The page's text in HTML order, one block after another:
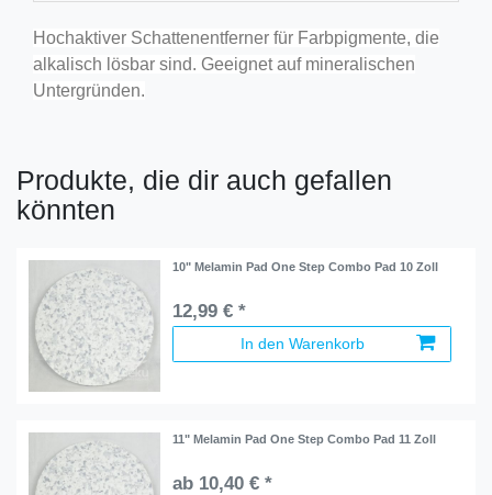
Hochaktiver Schattenentferner für Farbpigmente, die
alkalisch lösbar sind. Geeignet auf mineralischen
Untergründen.
Produkte, die dir auch gefallen
könnten
10" Melamin Pad One Step Combo Pad 10 Zoll
12,99 € *
In den Warenkorb
11" Melamin Pad One Step Combo Pad 11 Zoll
ab 10,40 € *